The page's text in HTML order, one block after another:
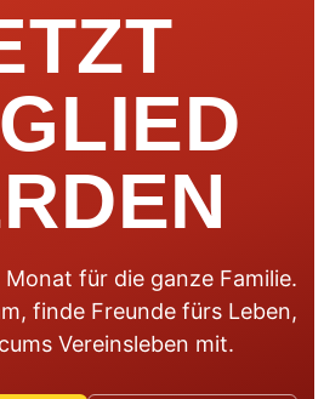
für die ganze Familie.
finde Freunde fürs Leben,
Vereinsleben mit.